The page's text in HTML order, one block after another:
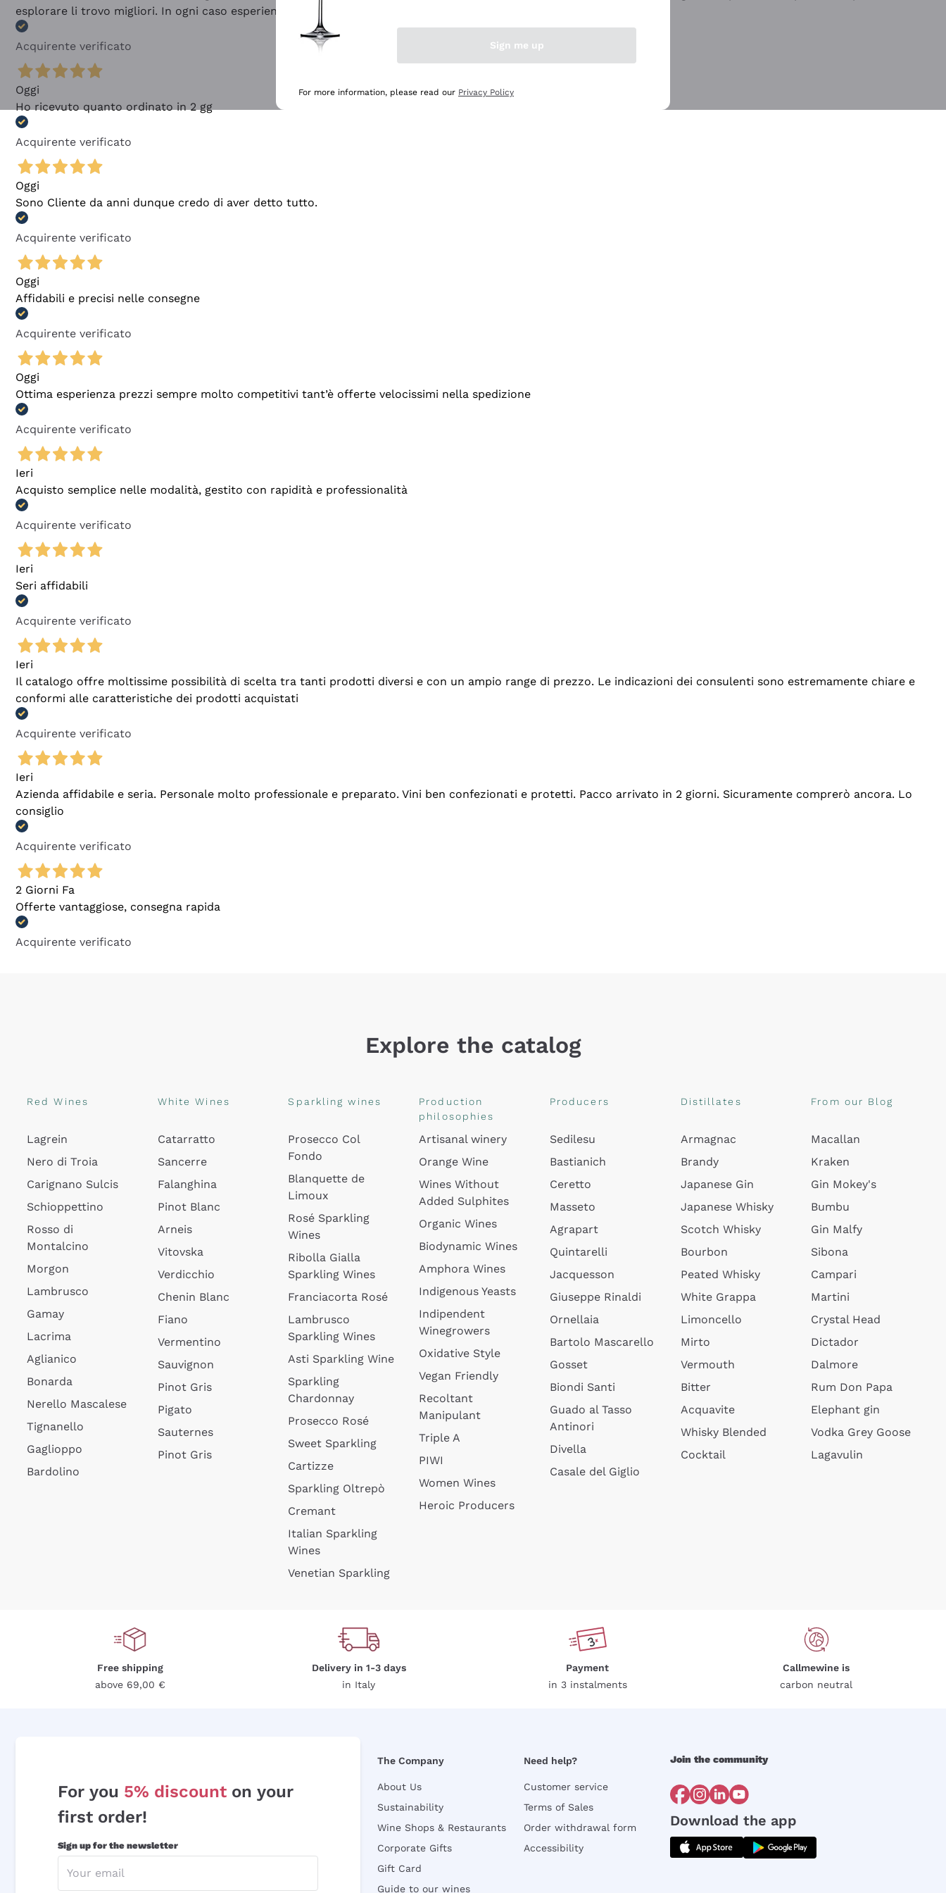
esplorare li trovo migliori. In ogni caso esperienza buona e lo consiglio! 👍
Acquirente verificato
Oggi
Ho ricevuto quanto ordinato in 2 gg
Acquirente verificato
Oggi
Sono Cliente da anni dunque credo di aver detto tutto.
Acquirente verificato
Oggi
Affidabili e precisi nelle consegne
Acquirente verificato
Oggi
Ottima esperienza prezzi sempre molto competitivi tant’è offerte velocissimi nella spedizione
Acquirente verificato
Ieri
Acquisto semplice nelle modalità, gestito con rapidità e professionalità
Acquirente verificato
Ieri
Seri affidabili
Acquirente verificato
Ieri
Il catalogo offre moltissime possibilità di scelta tra tanti prodotti diversi e con un ampio range di prezzo. Le indicazioni dei consulenti sono estremamente chiare e
conformi alle caratteristiche dei prodotti acquistati
Acquirente verificato
Ieri
Azienda affidabile e seria. Personale molto professionale e preparato. Vini ben confezionati e protetti. Pacco arrivato in 2 giorni. Sicuramente comprerò ancora. Lo
consiglio
Acquirente verificato
2 Giorni Fa
Offerte vantaggiose, consegna rapida
Acquirente verificato
Explore the catalog
Red Wines
Lagrein
Nero di Troia
Carignano Sulcis
Schioppettino
Rosso di
Montalcino
Morgon
Lambrusco
Gamay
Lacrima
Aglianico
Bonarda
Nerello Mascalese
Tignanello
Gaglioppo
Bardolino
White Wines
Catarratto
Sancerre
Falanghina
Pinot Blanc
Arneis
Vitovska
Verdicchio
Chenin Blanc
Fiano
Vermentino
Sauvignon
Pinot Gris
Pigato
Sauternes
Pinot Gris
Sparkling wines
Prosecco Col
Fondo
Blanquette de
Limoux
Rosé Sparkling
Wines
Ribolla Gialla
Sparkling Wines
Franciacorta Rosé
Lambrusco
Sparkling Wines
Asti Sparkling Wine
Sparkling
Chardonnay
Prosecco Rosé
Sweet Sparkling
Cartizze
Sparkling Oltrepò
Cremant
Italian Sparkling
Wines
Venetian Sparkling
Production
philosophies
Artisanal winery
Orange Wine
Wines Without
Added Sulphites
Organic Wines
Biodynamic Wines
Amphora Wines
Indigenous Yeasts
Indipendent
Winegrowers
Oxidative Style
Vegan Friendly
Recoltant
Manipulant
Triple A
PIWI
Women Wines
Heroic Producers
Producers
Sedilesu
Bastianich
Ceretto
Masseto
Agrapart
Quintarelli
Jacquesson
Giuseppe Rinaldi
Ornellaia
Bartolo Mascarello
Gosset
Biondi Santi
Guado al Tasso
Antinori
Divella
Casale del Giglio
Distillates
Armagnac
Brandy
Japanese Gin
Japanese Whisky
Scotch Whisky
Bourbon
Peated Whisky
White Grappa
Limoncello
Mirto
Vermouth
Bitter
Acquavite
Whisky Blended
Cocktail
From our Blog
Macallan
Kraken
Gin Mokey's
Bumbu
Gin Malfy
Sibona
Campari
Martini
Crystal Head
Dictador
Dalmore
Rum Don Papa
Elephant gin
Vodka Grey Goose
Lagavulin
Free shipping
above 69,00 €
Delivery in 1-3 days
in Italy
Payment
in 3 instalments
Callmewine is
carbon neutral
For you 5% discount on your
first order!
Sign up for the newsletter
The Company
About Us
Sustainability
Wine Shops & Restaurants
Corporate Gifts
Gift Card
Guide to our wines
Need help?
Customer service
Terms of Sales
Order withdrawal form
Accessibility
Join the community
Download the app
Sign me up
For more information, please read our Privacy Policy